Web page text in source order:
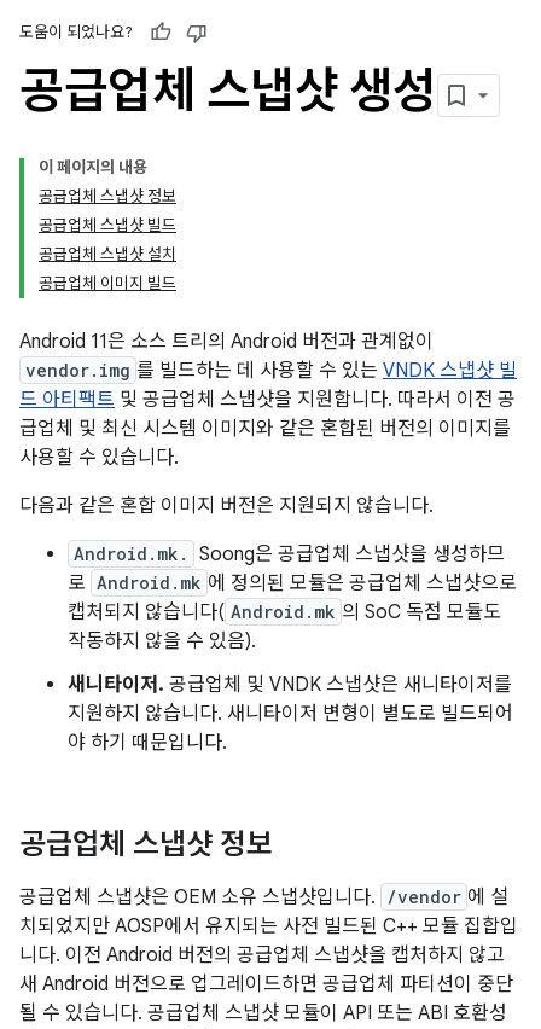
도움이 되었나요?
공급업체 스냅샷 생성
이 페이지의 내용
공급업체 스냅샷 정보
공급업체 스냅샷 빌드
공급업체 스냅샷 설치
공급업체 이미지 빌드
Android 11은 소스 트리의 Android 버전과 관계없이
vendor.img 를 빌드하는 데 사용할 수 있는 VNDK 스냅샷 빌
드 아티팩트 및 공급업체 스냅샷을 지원합니다. 따라서 이전 공
급업체 및 최신 시스템 이미지와 같은 혼합된 버전의 이미지를
사용할 수 있습니다.
다음과 같은 혼합 이미지 버전은 지원되지 않습니다.
Android.mk.
Soong은 공급업체 스냅샷을 생성하므
로 Android.mk 에 정의된 모듈은 공급업체 스냅샷으로
캡처되지 않습니다( Android.mk 의 SoC 독점 모듈도
작동하지 않을 수 있음).
새니타이저. 공급업체 및 VNDK 스냅샷은 새니타이저를
지원하지 않습니다. 새니타이저 변형이 별도로 빌드되어
야 하기 때문입니다.
공급업체 스냅샷 정보
공급업체 스냅샷은 OEM 소유 스냅샷입니다. /vendor 에 설
치되었지만 AOSP에서 유지되는 사전 빌드된 C++ 모듈 집합입
니다. 이전 Android 버전의 공급업체 스냅샷을 캡처하지 않고
새 Android 버전으로 업그레이드하면 공급업체 파티션이 중단
될 수 있습니다. 공급업체 스냅샷 모듈이 API 또는 ABI 호환성